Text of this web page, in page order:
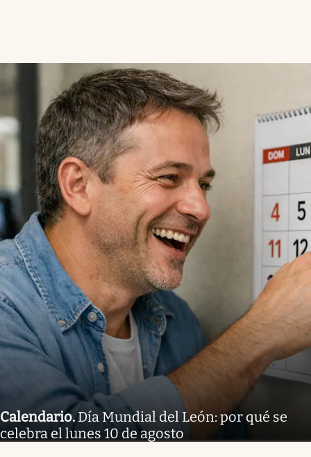
Calendario.Día Mundial del León: por qué se
celebra el lunes 10 de agosto